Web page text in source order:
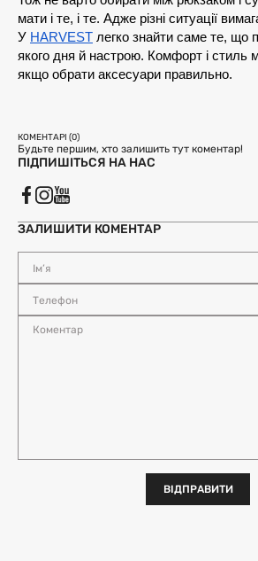
мати і те, і те. Адже різні ситуації
У HARVEST легко знайти саме те, що
якого дня й настрою. Комфорт і стиль
якщо обрати аксесуари правильно.
КОМЕНТАРІ (0)
Будьте першим, хто залишить тут коментар!
ПІДПИШІТЬСЯ НА НАС
ЗАЛИШИТИ КОМЕНТАР
ВІДПРАВИТИ